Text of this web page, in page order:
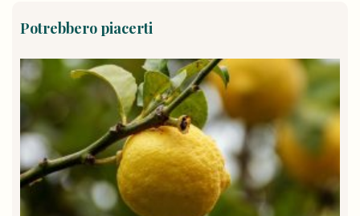
Potrebbero piacerti